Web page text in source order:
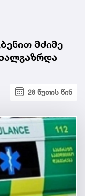
მძიმე
28 წუთის წინ